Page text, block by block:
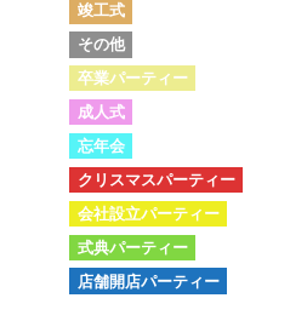
竣工式
その他
卒業パーティー
成人式
忘年会
クリスマスパーティー
会社設立パーティー
式典パーティー
店舗開店パーティー